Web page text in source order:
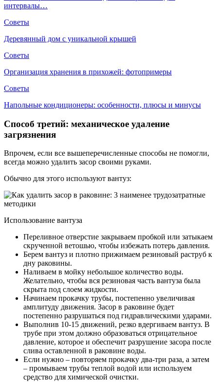
интервалы…
Советы
Деревянный дом с уникальной крышей
Советы
Организация хранения в прихожей: фотопримеры
Советы
Напольные кондиционеры: особенности, плюсы и минусы
Способ третий: механическое удаление
загрязнения
Впрочем, если все вышеперечисленные способы не помогли,
всегда можно удалить засор своими руками.
Обычно для этого используют вантуз:
Использование вантуза
Переливное отверстие закрываем пробкой или затыкаем
скрученной ветошью, чтобы избежать потерь давления.
Берем вантуз и плотно прижимаем резиновый раструб к
дну раковины.
Наливаем в мойку небольшое количество воды.
Желательно, чтобы вся резиновая часть вантуза была
скрыта под слоем жидкости.
Начинаем прокачку трубы, постепенно увеличивая
амплитуду движения. Засор в раковине будет
постепенно разрушаться под гидравлическими ударами.
Выполнив 10-15 движений, резко вдергиваем вантуз. В
трубе при этом должно образоваться отрицательное
давление, которое и обеспечит разрушение засора после
слива оставленной в раковине воды.
Если нужно – повторяем прокачку два-три раза, а затем
– промываем трубы теплой водой или используем
средство для химической очистки.